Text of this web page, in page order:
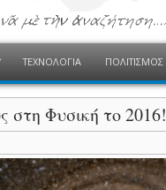
ΤΕΧΝΟΛΟΓΙΑ ΠΟΛΙΤΙΣΜΟΣ
στη Φυσική το 2016!